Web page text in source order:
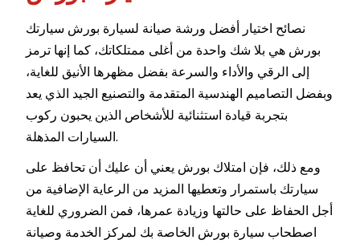
نصائح اختيار أفضل ورشة صيانة لسيارة بورش سيارتك
بورش هي بلا شك واحدة من أغلى ممتلكاتك، كما إنها ترمز
إلى الرقي والأداء والسرعة بفضل مظهرها الأنيق للغاية،
وبفضل التصاميم الهندسية المتقدمة والتصنيع الجيد الذي يعد
بتجربة قيادة استثنائية للأشخاص الذين يحبون ركوب
السيارات المذهلة.
ومع ذلك، فإن امتلاك بورش يعني أن عليك أن تحافظ على
سيارتك باستمرار وتعطيها المزيد من الرعاية الإضافية من
أجل الحفاظ على حالتها وزيادة عمرها، فمن الضروري للغاية
اصطحاب سيارة بورش الخاصة بك لمركز الخدمة وصيانة